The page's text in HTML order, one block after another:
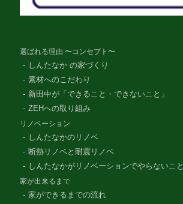
選ばれる理由 〜コンセプト〜
しんたなか の家づくり
素材へのこだわり
新田中が「できること・できないこと」
ZEHへの取り組み
リノベーション
しんたなかのリノベ
断熱リノベと耐震リノベ
しんたなかがリノベーションでやらないこと
家が出来るまで
家ができるまでの流れ